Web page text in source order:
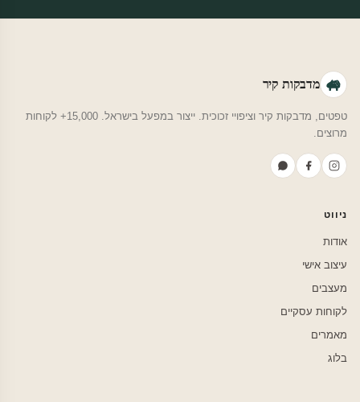
מדבקות קיר
טפטים, מדבקות קיר וציפויי זכוכית. ייצור במפעל בישראל. 15,000+ לקוחות
מרוצים.
ניווט
אודות
עיצוב אישי
מעצבים
לקוחות עסקיים
מאמרים
בלוג